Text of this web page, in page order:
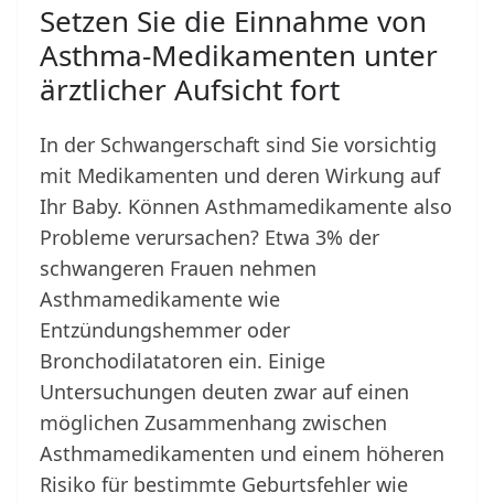
Setzen Sie die Einnahme von
Asthma-Medikamenten unter
ärztlicher Aufsicht fort
In der Schwangerschaft sind Sie vorsichtig
mit Medikamenten und deren Wirkung auf
Ihr Baby. Können Asthmamedikamente also
Probleme verursachen? Etwa 3% der
schwangeren Frauen nehmen
Asthmamedikamente wie
Entzündungshemmer oder
Bronchodilatatoren ein. Einige
Untersuchungen deuten zwar auf einen
möglichen Zusammenhang zwischen
Asthmamedikamenten und einem höheren
Risiko für bestimmte Geburtsfehler wie